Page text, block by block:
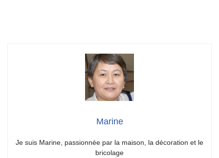
Marine
Je suis Marine, passionnée par la maison, la décoration et le
bricolage